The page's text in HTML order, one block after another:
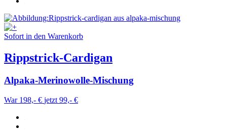
Sofort in den Warenkorb
Rippstrick-Cardigan
Alpaka-Merinowolle-Mischung
War 198,- € jetzt 99,- €